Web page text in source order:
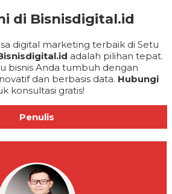
di Bisnisdigital.id
digital marketing terbaik di Setu
adalah pilihan tepat.
bisnis Anda tumbuh dengan
dan berbasis data. Hubungi
konsultasi gratis!
Penulis